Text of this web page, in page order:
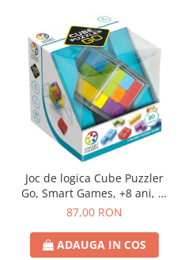
Joc de logica Cube Puzzler
Go, Smart Games, +8 ani, lb
romana
87,00 RON
ADAUGA IN COS